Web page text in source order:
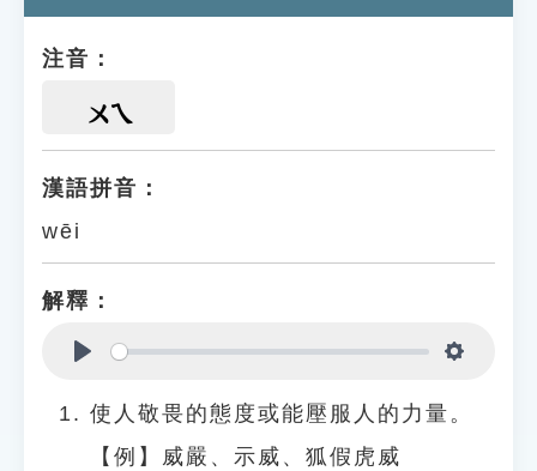
注音：
ㄨㄟ
漢語拼音：
wēi
解釋：
使人敬畏的態度或能壓服人的力量。
【例】威嚴、示威、狐假虎威